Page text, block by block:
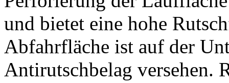
und bietet eine hohe
Abfahrfläche ist auf der
Antirutschbelag versehen.